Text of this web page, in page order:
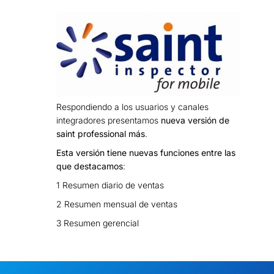
Respondiendo a los usuarios y canales
integradores presentamos nueva versión de
saint professional más.
Esta versión tiene nuevas funciones entre las
que destacamos:
1 Resumen diario de ventas
2 Resumen mensual de ventas
3 Resumen gerencial